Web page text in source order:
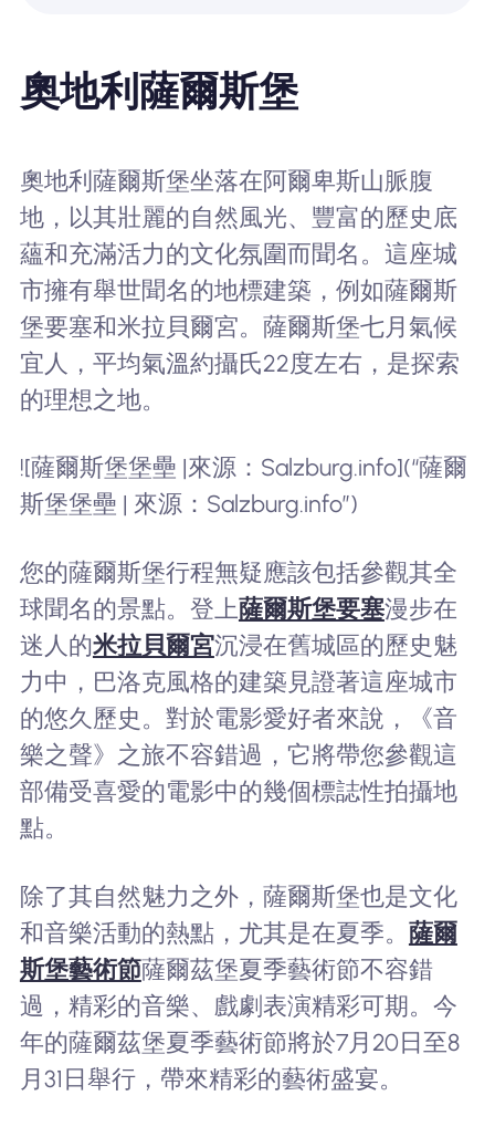
奧地利薩爾斯堡
奧地利薩爾斯堡坐落在阿爾卑斯山脈腹
地，以其壯麗的自然風光、豐富的歷史底
蘊和充滿活力的文化氛圍而聞名。這座城
市擁有舉世聞名的地標建築，例如薩爾斯
堡要塞和米拉貝爾宮。薩爾斯堡七月氣候
宜人，平均氣溫約攝氏22度左右，是探索
的理想之地。
![薩爾斯堡堡壘 |來源：Salzburg.info](“薩爾
斯堡堡壘 | 來源：Salzburg.info”)
您的薩爾斯堡行程無疑應該包括參觀其全
球聞名的景點。登上薩爾斯堡要塞漫步在
迷人的米拉貝爾宮沉浸在舊城區的歷史魅
力中，巴洛克風格的建築見證著這座城市
的悠久歷史。對於電影愛好者來說，《音
樂之聲》之旅不容錯過，它將帶您參觀這
部備受喜愛的電影中的幾個標誌性拍攝地
點。
除了其自然魅力之外，薩爾斯堡也是文化
和音樂活動的熱點，尤其是在夏季。 薩爾
斯堡藝術節薩爾茲堡夏季藝術節不容錯
過，精彩的音樂、戲劇表演精彩可期。今
年的薩爾茲堡夏季藝術節將於7月20日至8
月31日舉行，帶來精彩的藝術盛宴。